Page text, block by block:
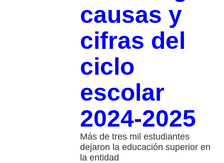
causas y
cifras del
ciclo
escolar
2024-2025
Más de tres mil estudiantes
dejaron la educación superior en
la entidad